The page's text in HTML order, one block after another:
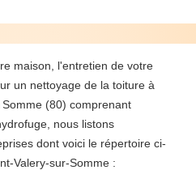
maison, l'entretien de votre
un nettoyage de la toiture à
(80) comprenant
nous listons
dont voici le répertoire ci-
Valery-sur-Somme :